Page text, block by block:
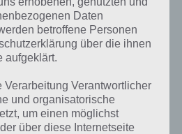
tägliche Rätsel am 20.4.2022 in 4 Bilder
hat dieses eigentlich und was gibt es
wir daher auch immer eine
Daten
betroffene Personen
über die ihnen
aufgeklärt.
Verarbeitung Verantwortlicher
und organisatorische
um einen möglichst
über diese Internetseite